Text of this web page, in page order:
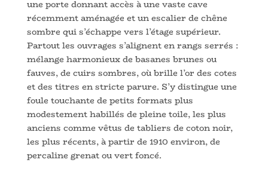
une porte donnant accès à une vaste cave
récemment aménagée et un escalier de chêne
sombre qui s’échappe vers l’étage supérieur.
Partout les ouvrages s’alignent en rangs serrés :
mélange harmonieux de basanes brunes ou
fauves, de cuirs sombres, où brille l’or des cotes
et des titres en stricte parure. S’y distingue une
foule touchante de petits formats plus
modestement habillés de pleine toile, les plus
anciens comme vêtus de tabliers de coton noir,
les plus récents, à partir de 1910 environ, de
percaline grenat ou vert foncé.